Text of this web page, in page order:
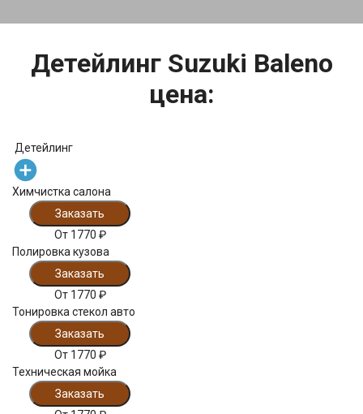
Детейлинг Suzuki Baleno
цена:
Детейлинг
Химчистка салона
Заказать
От 1770 ₽
Полировка кузова
Заказать
От 1770 ₽
Тонировка стекол авто
Заказать
От 1770 ₽
Техническая мойка
Заказать